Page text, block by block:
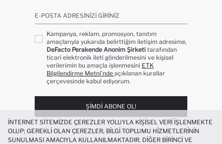
E-POSTA ADRESINIZI GIRINIZ
Kampanya, reklam, promosyon, tanıtım
amaçlarıyla yukarıda belirttiğim iletişim adresime,
DeFacto Perakende Anonim Şirketi tarafından
ticari elektronik ileti gönderilmesini ve kişisel
verilerimin bu amaçla işlenmesini ETK
Bilgilendirme Metni’nde açıklanan kurallar
çerçevesinde kabul ediyorum.
ŞIMDI ABONE OL!
İNTERNET SITEMIZDE ÇEREZLER YOLUYLA KIŞISEL VERI IŞLENMEKTE
OLUP; GEREKLI OLAN ÇEREZLER, BILGI TOPLUMU HIZMETLERININ
SUNULMASI AMACIYLA KULLANILMAKTADIR. DIĞER BIRINCI VE